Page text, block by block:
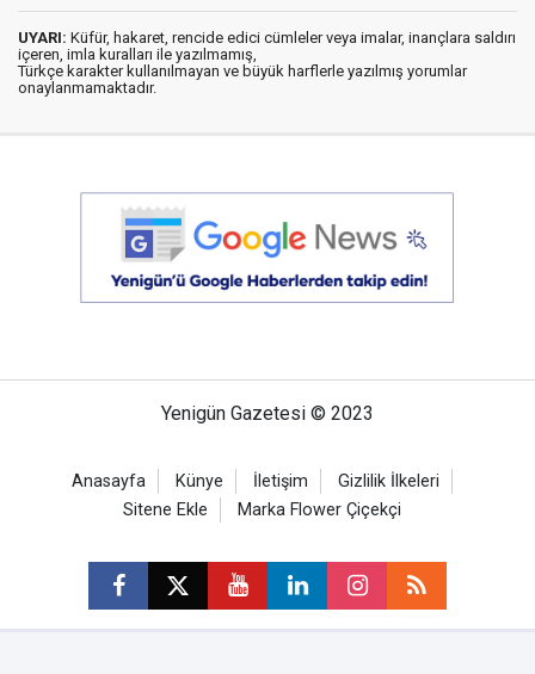
UYARI: Küfür, hakaret, rencide edici cümleler veya imalar, inançlara saldırı
içeren, imla kuralları ile yazılmamış,
Türkçe karakter kullanılmayan ve büyük harflerle yazılmış yorumlar
onaylanmamaktadır.
Yenigün Gazetesi © 2023
Anasayfa Künye İletişim
Gizlilik İlkeleri
Sitene Ekle
Marka Flower Çiçekçi